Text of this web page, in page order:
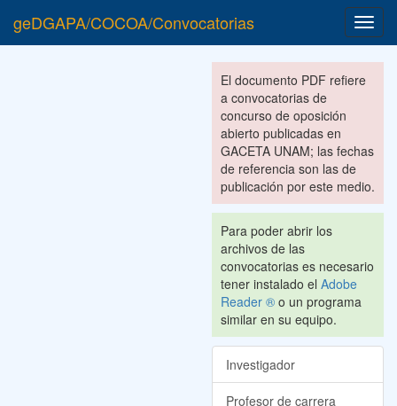
geDGAPA/COCOA/Convocatorias
El documento PDF refiere
a convocatorias de
concurso de oposición
abierto publicadas en
GACETA UNAM; las fechas
de referencia son las de
publicación por este medio.
Para poder abrir los
archivos de las
convocatorias es necesario
tener instalado el Adobe
Reader ® o un programa
similar en su equipo.
Investigador
Profesor de carrera